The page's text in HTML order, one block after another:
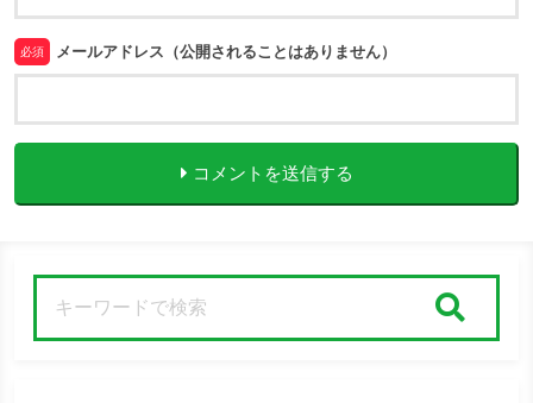
必須 メールアドレス（公開されることはありません）
コメントを送信する